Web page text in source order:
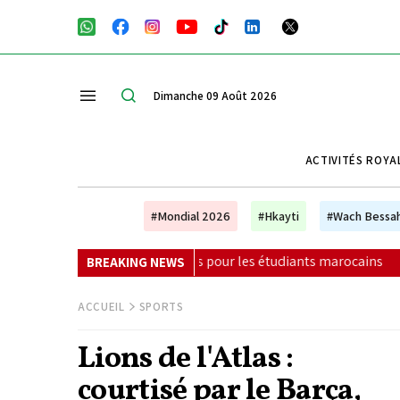
Dimanche 09 Août 2026
ACTIVITÉS
#Mondial 2026 #Hkayti #Wach
BREAKING NEWS
pour les étudiants marocains | La Colombie annonce
ACCUEIL SPORTS
Lions de l'Atlas :
courtisé par le Barça,